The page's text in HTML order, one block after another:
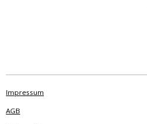
Impressum
AGB